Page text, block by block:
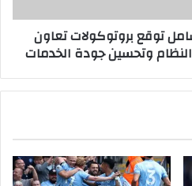
توقع بروتوكولات تعاون
وتحسين جودة الخدمات